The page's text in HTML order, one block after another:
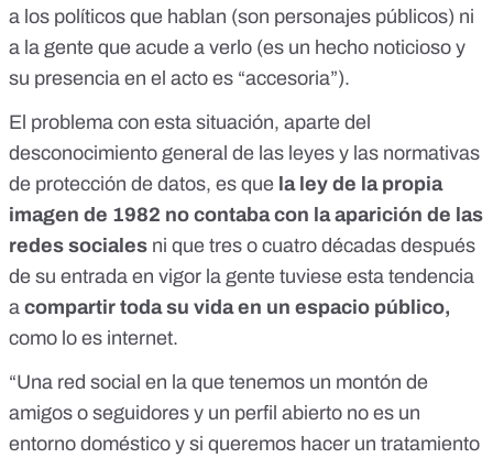
a los políticos que hablan (son personajes públicos) ni
a la gente que acude a verlo (es un hecho noticioso y
su presencia en el acto es “accesoria”).
El problema con esta situación, aparte del
desconocimiento general de las leyes y las normativas
de protección de datos, es que la ley de la propia
imagen de 1982 no contaba con la aparición de las
redes sociales ni que tres o cuatro décadas después
de su entrada en vigor la gente tuviese esta tendencia
a compartir toda su vida en un espacio público,
como lo es internet.
“Una red social en la que tenemos un montón de
amigos o seguidores y un perfil abierto no es un
entorno doméstico y si queremos hacer un tratamiento